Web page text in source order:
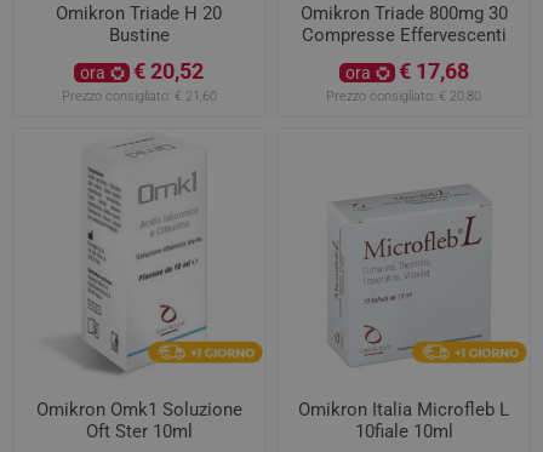
Omikron Triade H 20
Bustine
ora € 20,52
Prezzo consigliato: € 21,60
Omikron Triade 800mg 30
Compresse Effervescenti
ora € 17,68
Prezzo consigliato: € 20,80
Omikron Omk1 Soluzione
Oft Ster 10ml
Omikron Italia Microfleb L
10fiale 10ml